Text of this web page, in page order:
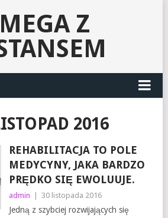
Z
2016
REHABILITACJA TO POLE
MEDYCYNY, JAKA BARDZO
PRĘDKO SIĘ EWOLUUJE.
admin 30 listopada 2016
Jedną z szybciej rozwijających się